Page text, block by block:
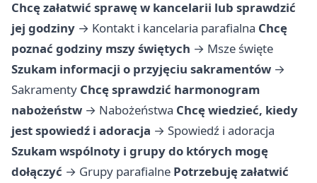
Chcę załatwić sprawę w kancelarii lub sprawdzić
jej godziny → Kontakt i kancelaria parafialna Chcę
poznać godziny mszy świętych → Msze święte
Szukam informacji o przyjęciu sakramentów →
Sakramenty Chcę sprawdzić harmonogram
nabożeństw → Nabożeństwa Chcę wiedzieć, kiedy
jest spowiedź i adoracja → Spowiedź i adoracja
Szukam wspólnoty i grupy do których mogę
dołączyć → Grupy parafialne Potrzebuję załatwić